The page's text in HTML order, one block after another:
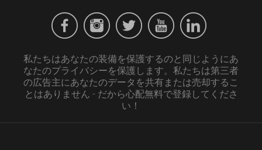
私たちはあなたの装備を保護するのと同じようにあ
なたのプライバシーを保護します。私たちは第三者
の広告主にあなたのデータを共有または売却するこ
とはありません - だから心配無料で登録してくださ
い！